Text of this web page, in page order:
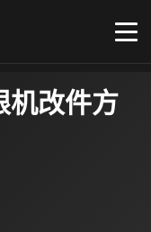
机改件方